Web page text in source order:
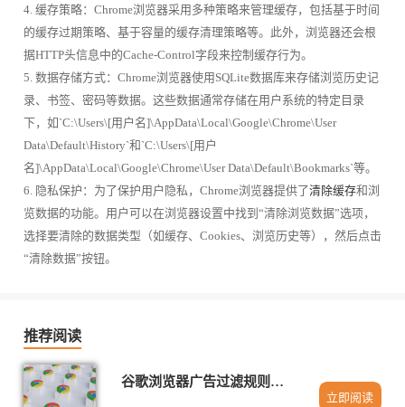
4. 缓存策略：Chrome浏览器采用多种策略来管理缓存，包括基于时间
的缓存过期策略、基于容量的缓存清理策略等。此外，浏览器还会根
据HTTP头信息中的Cache-Control字段来控制缓存行为。
5. 数据存储方式：Chrome浏览器使用SQLite数据库来存储浏览历史记
录、书签、密码等数据。这些数据通常存储在用户系统的特定目录
下，如`C:\Users\[用户名]\AppData\Local\Google\Chrome\User
Data\Default\History`和`C:\Users\[用户
名]\AppData\Local\Google\Chrome\User Data\Default\Bookmarks`等。
6. 隐私保护：为了保护用户隐私，Chrome浏览器提供了清除缓存和浏
览数据的功能。用户可以在浏览器设置中找到“清除浏览数据”选项，
选择要清除的数据类型（如缓存、Cookies、浏览历史等），然后点击
“清除数据”按钮。
推荐阅读
谷歌浏览器广告过滤规则智能化调整研究
立即阅读